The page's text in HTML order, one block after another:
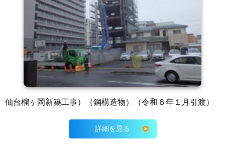
仙台榴ヶ岡新築工事）（鋼構造物）（令和６年１月引渡）
詳細を見る